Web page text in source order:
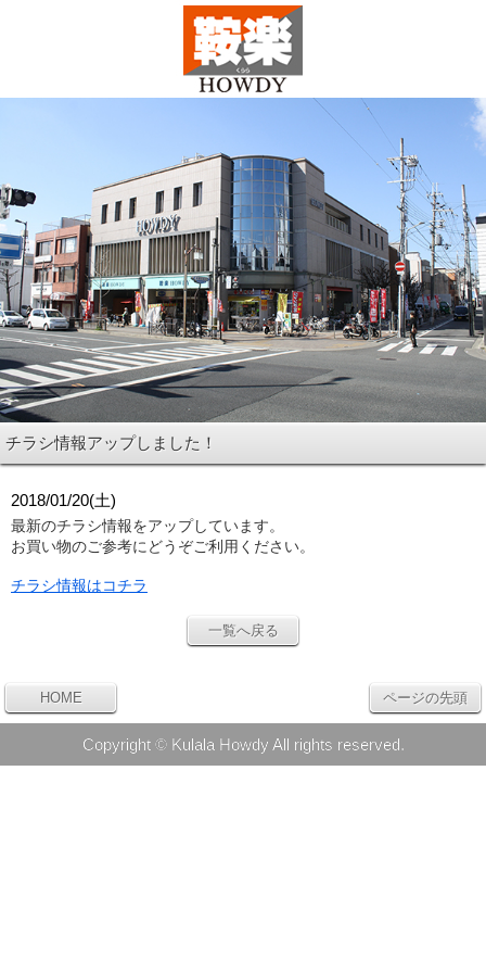
チラシ情報アップしました！
2018/01/20(土)
最新のチラシ情報をアップしています。
お買い物のご参考にどうぞご利用ください。
チラシ情報はコチラ
一覧へ戻る
HOME ページの先頭
Copyright © Kulala Howdy All rights reserved.